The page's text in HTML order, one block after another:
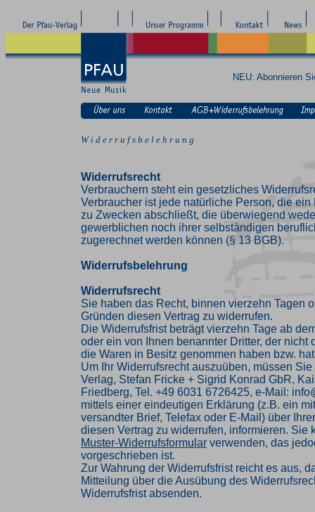
NEU: Abonnieren
W i d e r r u f s b e l e h r u n g
Widerrufsrecht
Verbrauchern steht ein gesetzliches
Verbraucher ist jede natürliche Person, die ein
zu Zwecken abschließt, die überwiegend
gewerblichen noch ihrer selbständigen
zugerechnet werden können (§ 13 BGB).
Widerrufsbelehrung
Widerrufsrecht
Sie haben das Recht, binnen vierzehn Tagen
Gründen diesen Vertrag zu widerrufen.
Die Widerrufsfrist beträgt vierzehn Tage ab
oder ein von Ihnen benannter Dritter, der nicht
die Waren in Besitz genommen haben bzw.
Um Ihr Widerrufsrecht auszuüben, müssen
Verlag, Stefan Fricke + Sigrid Konrad GbR,
Friedberg, Tel. +49 6031 6726425, e-Mail:
mittels einer eindeutigen Erklärung (z.B. ein
versandter Brief, Telefax oder E-Mail) über
diesen Vertrag zu widerrufen, informieren. Sie
Muster-Widerrufsformular verwenden, das
vorgeschrieben ist.
Zur Wahrung der Widerrufsfrist reicht es aus,
Mitteilung über die Ausübung des
Widerrufsfrist absenden.